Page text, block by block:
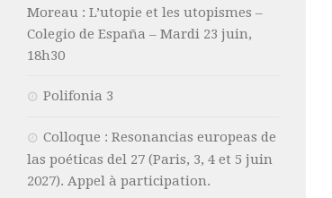
Moreau : L’utopie et les utopismes –
Colegio de España – Mardi 23 juin,
18h30
Polifonia 3
Colloque : Resonancias europeas de
las poéticas del 27 (Paris, 3, 4 et 5 juin
2027). Appel à participation.